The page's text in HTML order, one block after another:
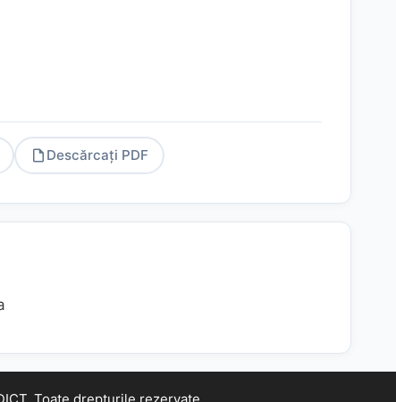
Descărcați PDF
Toate drepturile rezervate.